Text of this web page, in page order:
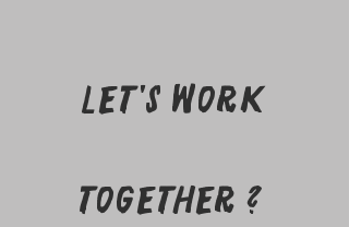
Let's work
together ?